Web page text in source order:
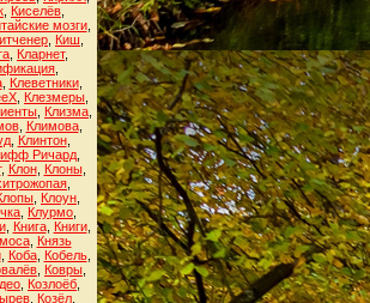
Киселёв
мозги,
Киш
Кларнет,
, Клеветники,
Клезмеры
Клизма
, Климова,
, Клинтон,
Ричард,
, Клон, Клоны,
Клоун
Клурмо
, Книга, Книги,
, Князь
, Коба, Кобель,
Ковры
Козлоёб
Козёл